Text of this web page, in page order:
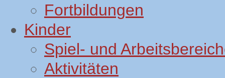
Fortbildungen
Kinder
Spiel- und
Aktivitäten